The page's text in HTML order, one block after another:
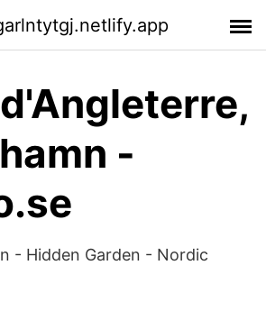
-
- Hidden Garden - Nordic